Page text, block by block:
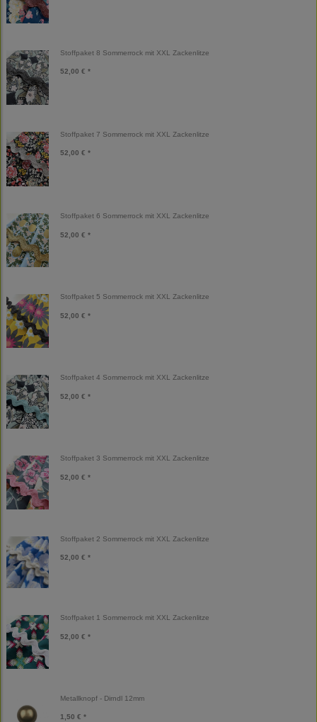
Stoffpaket 8 Sommerrock mit XXL Zackenlitze
52,00 € *
Stoffpaket 7 Sommerrock mit XXL Zackenlitze
52,00 € *
Stoffpaket 6 Sommerrock mit XXL Zackenlitze
52,00 € *
Stoffpaket 5 Sommerrock mit XXL Zackenlitze
52,00 € *
Stoffpaket 4 Sommerrock mit XXL Zackenlitze
52,00 € *
Stoffpaket 3 Sommerrock mit XXL Zackenlitze
52,00 € *
Stoffpaket 2 Sommerrock mit XXL Zackenlitze
52,00 € *
Stoffpaket 1 Sommerrock mit XXL Zackenlitze
52,00 € *
Metallknopf - Dirndl 12mm
1,50 € *